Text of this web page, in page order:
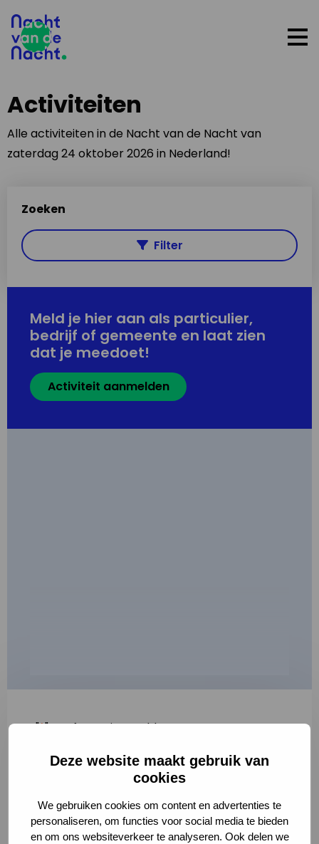
Deze website maakt gebruik van
cookies
We gebruiken cookies om content en advertenties te
personaliseren, om functies voor social media te bieden
en om ons websiteverkeer te analyseren. Ook delen we
Activiteiten
Alle activiteiten in de Nacht van de Nacht van
zaterdag 24 oktober 2026 in Nederland!
Zoeken
Filter
Meld je hier aan als particulier,
bedrijf of gemeente en laat zien
dat je meedoet!
Activiteit aanmelden
"*" geeft vereiste velden aan
2